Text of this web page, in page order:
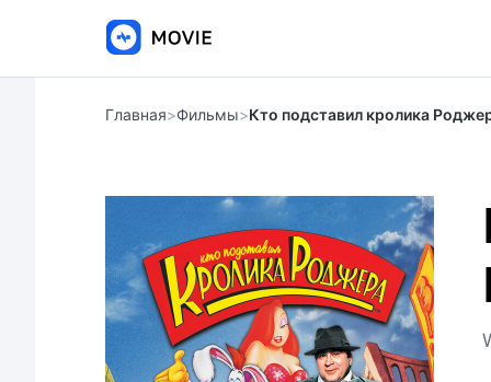
Главная>Фильмы>Кто подставил кролика